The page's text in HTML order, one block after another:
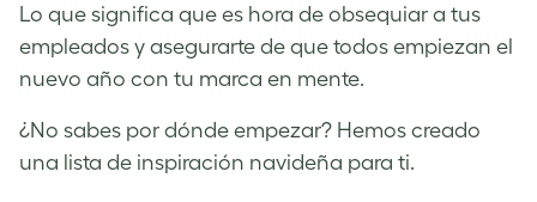
Lo que significa que es hora de obsequiar a tus
empleados y asegurarte de que todos empiezan el
nuevo año con tu marca en mente.
¿No sabes por dónde empezar? Hemos creado
una lista de inspiración navideña para ti.